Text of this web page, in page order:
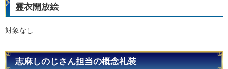
霊衣開放絵
対象なし
志麻しのじさん担当の概念礼装